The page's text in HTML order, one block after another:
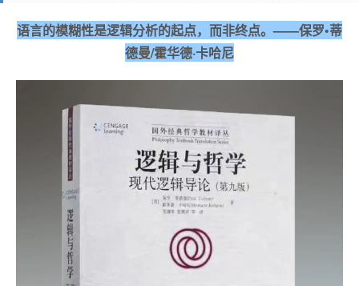
语言的模糊性是逻辑分析的起点，而非终点。——保罗•蒂
德曼/霍华德·卡哈尼